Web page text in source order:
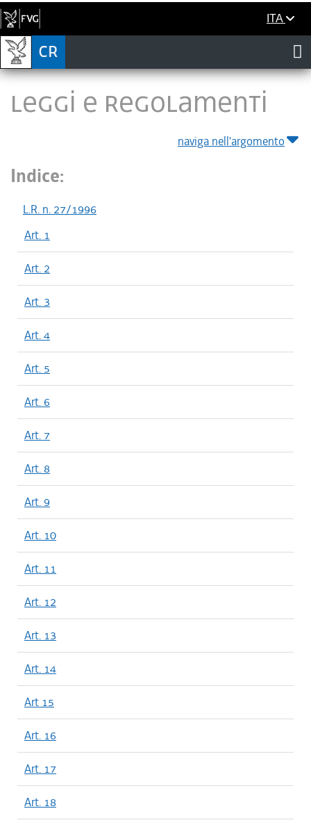
ITA
LEGGI E REGOLAMENTI
naviga nell'argomento
Indice:
L.R. n. 27/1996
Art. 1
Art. 2
Art. 3
Art. 4
Art. 5
Art. 6
Art. 7
Art. 8
Art. 9
Art. 10
Art. 11
Art. 12
Art. 13
Art. 14
Art 15
Art. 16
Art. 17
Art. 18